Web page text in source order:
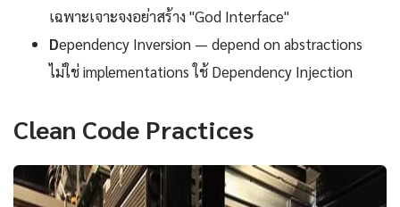
เฉพาะเจาะจงอย่าสร้าง "God Interface"
Dependency Inversion — depend on abstractions
ไม่ใช่ implementations ใช้ Dependency Injection
Clean Code Practices